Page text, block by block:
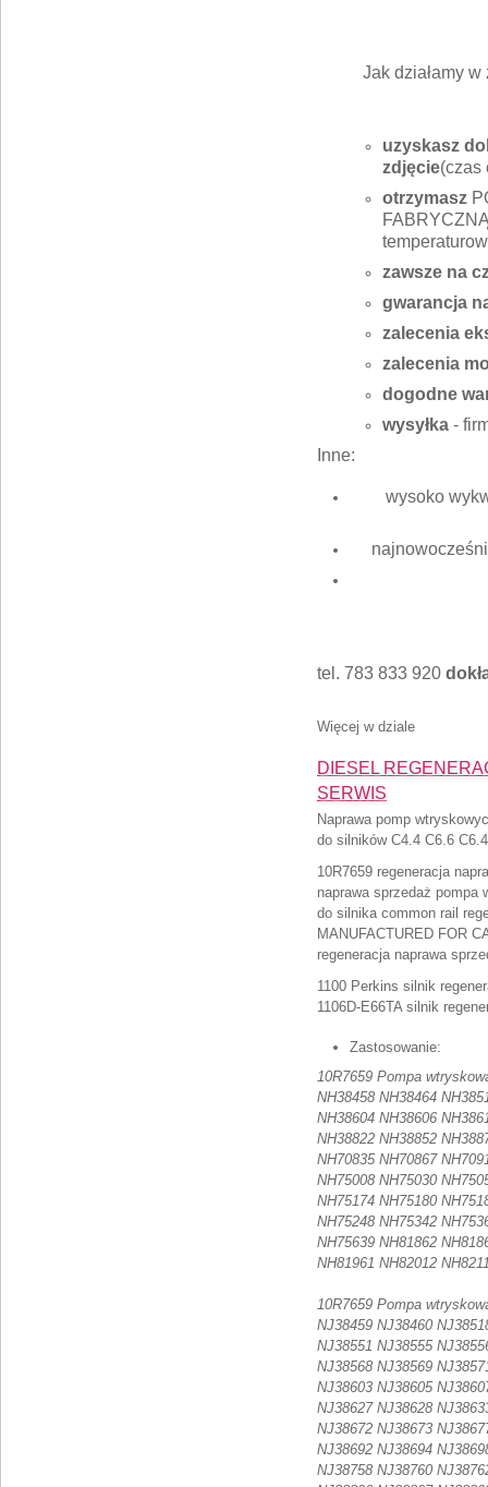
Jak działamy
uzyskasz
zdjęcie(czas
otrzymasz
zawsze na
gwarancja
zalecenia
zalecenia
dogodne
wysyłka -
Inne:
wysoko
tel. 783 833 920
Więcej w dziale
DIESEL
SERWIS
Naprawa pomp
do silników C4.4 C6.6
10R7659 regeneracja
naprawa sprzedaż pompa
do silnika common rail
MANUFACTURED FOR
regeneracja naprawa
1100 Perkins silnik
1106D-E66TA silnik
Zastosowanie:
10R7659 Pompa
NH38458 NH38464
NH38604 NH38606
NH38822 NH38852
NH70835 NH70867
NH75008 NH75030
NH75174 NH75180
NH75248 NH75342
NH75639 NH81862
NH81961 NH82012
10R7659 Pompa
NJ38459 NJ38460
NJ38551 NJ38555
NJ38568 NJ38569
NJ38603 NJ38605
NJ38627 NJ38628
NJ38672 NJ38673
NJ38692 NJ38694
NJ38758 NJ38760